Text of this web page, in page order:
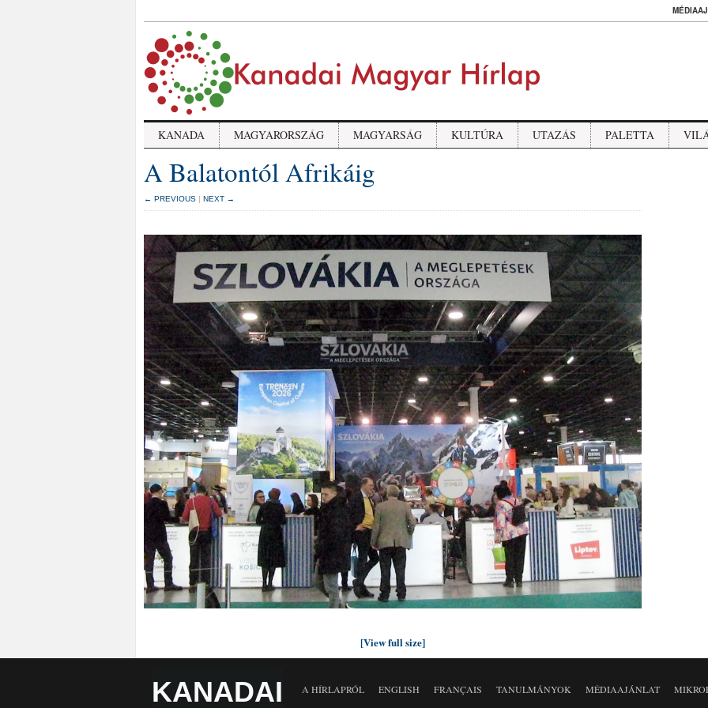
KANADA MAGYARORSZÁG MAGYARSÁG KULTÚRA UTAZÁS PALETTA
A Balatontól Afrikáig
← PREVIOUS | NEXT →
[View full size]
KANADAI A HÍRLAPRÓL ENGLISH FRANÇAIS TANULMÁNYOK MÉDIAAJÁNLAT